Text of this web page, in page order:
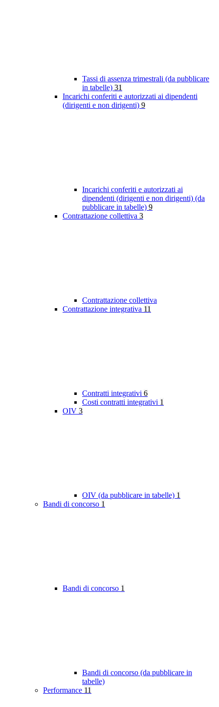
Tassi di assenza trimestrali (da pubblicare
in tabelle) 31
Incarichi conferiti e autorizzati ai dipendenti
(dirigenti e non dirigenti) 9
Incarichi conferiti e autorizzati ai
dipendenti (dirigenti e non dirigenti) (da
pubblicare in tabelle) 9
Contrattazione collettiva 3
Contrattazione collettiva
Contrattazione integrativa 11
Contratti integrativi 6
Costi contratti integrativi 1
OIV 3
OIV (da pubblicare in tabelle) 1
Bandi di concorso 1
Bandi di concorso 1
Bandi di concorso (da pubblicare in
tabelle)
Performance 11